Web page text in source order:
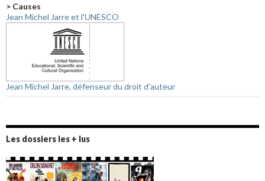
> Causes
Jean Michel Jarre et l'UNESCO
Jean Michel Jarre, défenseur du droit d'auteur
Les dossiers les + lus